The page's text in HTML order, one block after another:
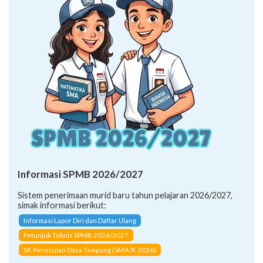
Informasi SPMB 2026/2027
Sistem penerimaan murid baru tahun pelajaran 2026/2027,
simak informasi berikut:
Informasi Lapor Diri dan Daftar Ulang
Petunjuk Teknis SPMB 2026/2027
SK Penetapan Daya Tampung (SMA/K 2026)